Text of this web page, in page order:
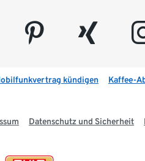
pinterest xing
kündigen Kaffee-
Datenschutz und Sicherheit